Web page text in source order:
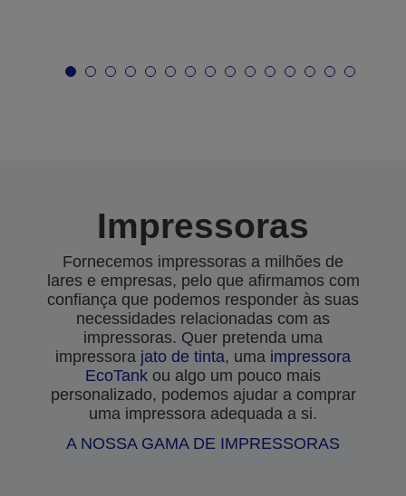
Impressoras
Fornecemos impressoras a milhões de
lares e empresas, pelo que afirmamos com
confiança que podemos responder às suas
necessidades relacionadas com as
impressoras. Quer pretenda uma
impressora jato de tinta, uma impressora
EcoTank ou algo um pouco mais
personalizado, podemos ajudar a comprar
uma impressora adequada a si.
A NOSSA GAMA DE IMPRESSORAS